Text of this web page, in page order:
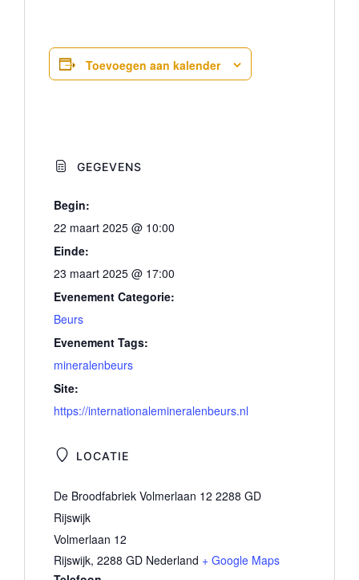
Toevoegen aan kalender
GEGEVENS
Begin:
22 maart 2025 @ 10:00
Einde:
23 maart 2025 @ 17:00
Evenement Categorie:
Beurs
Evenement Tags:
mineralenbeurs
Site:
https://internationalemineralenbeurs.nl
LOCATIE
De Broodfabriek Volmerlaan 12 2288 GD
Rijswijk
Volmerlaan 12
Rijswijk, 2288 GD Nederland + Google Maps